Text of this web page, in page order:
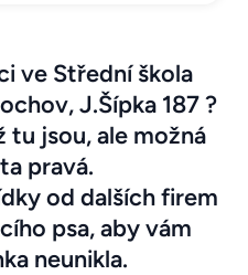
ve Střední škola
J.Šípka 187 ?
tu jsou, ale možná
pravá.
od dalších firem
psa, aby vám
neunikla.